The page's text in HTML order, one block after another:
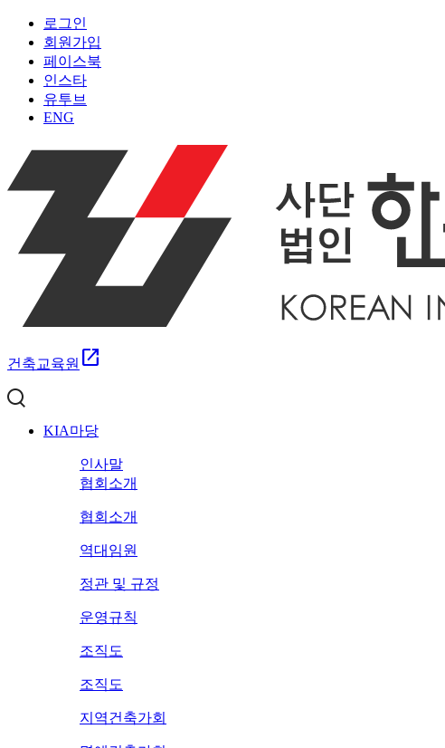
로그인
회원가입
페이스북
인스타
유투브
ENG
건축교육원 open_in_new
KIA마당
인사말
협회소개
협회소개
역대임원
정관 및 규정
운영규칙
조직도
조직도
지역건축가회